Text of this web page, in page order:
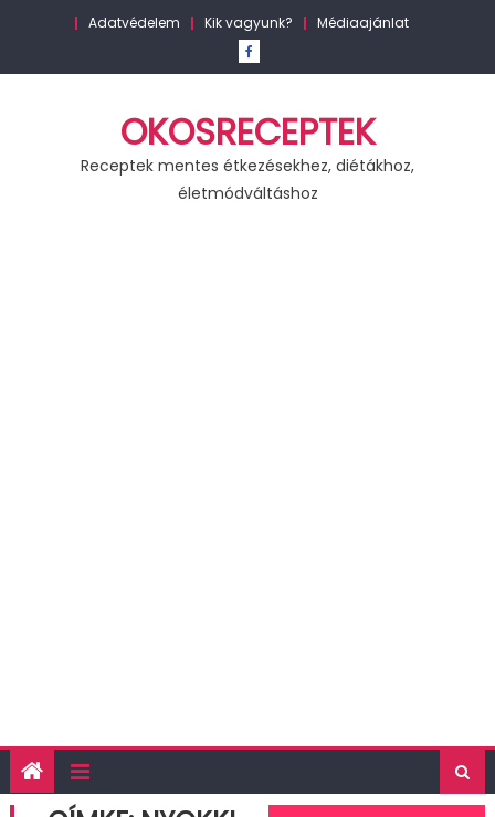
Adatvédelem Kik vagyunk? Médiaajánlat
OKOSRECEPTEK
Receptek mentes étkezésekhez, diétákhoz,
életmódváltáshoz